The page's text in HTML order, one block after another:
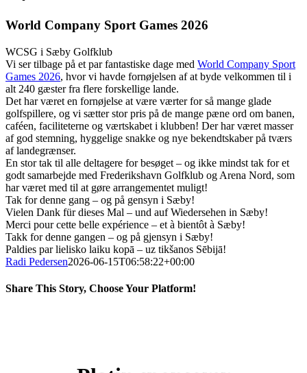
billede
World Company Sport Games 2026
WCSG i Sæby Golfklub
Vi ser tilbage på et par fantastiske dage med World Company Sport
Games 2026, hvor vi havde fornøjelsen af at byde velkommen til i
alt 240 gæster fra flere forskellige lande.
Det har været en fornøjelse at være værter for så mange glade
golfspillere, og vi sætter stor pris på de mange pæne ord om banen,
caféen, faciliteterne og værtskabet i klubben! Der har været masser
af god stemning, hyggelige snakke og nye bekendtskaber på tværs
af landegrænser.
En stor tak til alle deltagere for besøget – og ikke mindst tak for et
godt samarbejde med Frederikshavn Golfklub og Arena Nord, som
har været med til at gøre arrangementet muligt!
Tak for denne gang – og på gensyn i Sæby!
Vielen Dank für dieses Mal – und auf Wiedersehen in Sæby!
Merci pour cette belle expérience – et à bientôt à Sæby!
Takk for denne gangen – og på gjensyn i Sæby!
Paldies par lielisko laiku kopā – uz tikšanos Sēbijā!
Radi Pedersen2026-06-15T06:58:22+00:00
Share This Story, Choose Your Platform!